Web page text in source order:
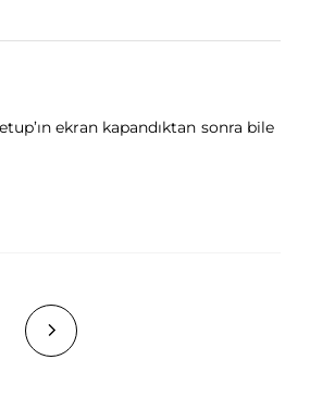
ekran kapandıktan sonra bile